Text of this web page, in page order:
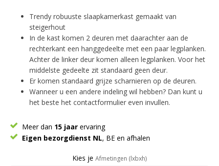
Trendy robuuste slaapkamerkast gemaakt van
steigerhout
In de kast komen 2 deuren met daarachter aan de
rechterkant een hanggedeelte met een paar legplanken.
Achter de linker deur komen alleen legplanken. Voor het
middelste gedeelte zit standaard geen deur.
Er komen standaard grijze scharnieren op de deuren.
Wanneer u een andere indeling wil hebben? Dan kunt u
het beste het contactformulier even invullen.
Meer dan 15 jaar ervaring
Eigen bezorgdienst NL, BE en afhalen
Kies je Afmetingen (lxbxh)